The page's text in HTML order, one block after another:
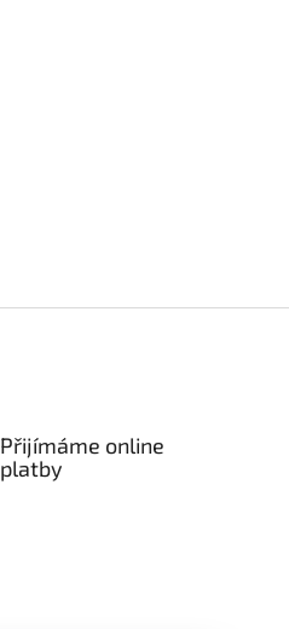
Přijímáme online
platby